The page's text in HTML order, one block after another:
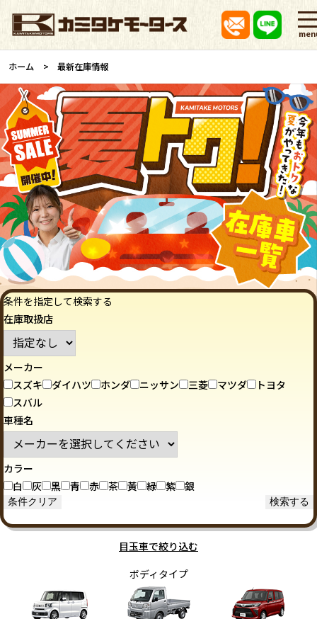
ホーム 最新在庫情報
条件を指定して検索する
在庫取扱店
メーカー
スズキ
ダイハツ ホンダ ニッサン 三菱 マツダ
トヨタ
スバル
車種名
カラー
白
灰 黒 青 赤 茶 黃 緑 紫 銀
目玉車で絞り込む
ボディタイプ